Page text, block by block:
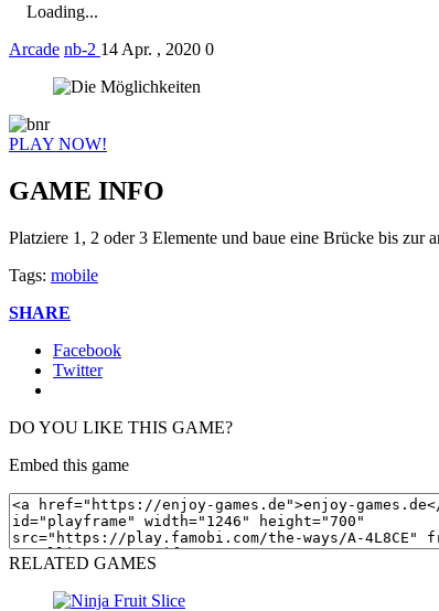
Loading...
Arcade nb-2 14 Apr. , 2020 0
PLAY NOW!
GAME INFO
Platziere 1, 2 oder 3 Elemente und baue eine Brücke bis zur
Tags: mobile
SHARE
Facebook
Twitter
DO YOU LIKE THIS GAME?
Embed this game
RELATED GAMES